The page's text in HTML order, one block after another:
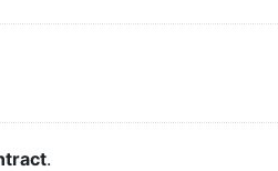
.